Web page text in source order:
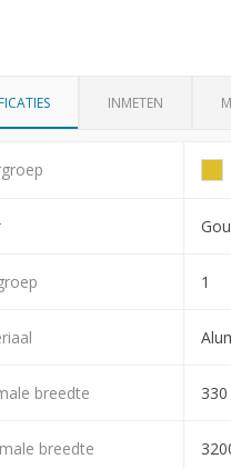
INMETEN
1
breedte
breedte